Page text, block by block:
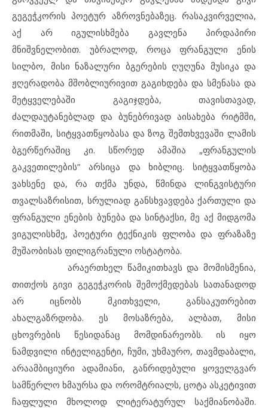
გეგეჭკორის პოეტურ აზროვნებაზეც. რასაკვირველია,
აქ არ იგულისხმება გავლენა პირდაპირი
მნიშვნელობით. უბრალოდ, როცა ფრანგული ენის
სილბო, მისი ნაზალური ბგერების ღუღუნა მუსიკა და
ჟღერადობა მშობლიურივით გაგიხდება და სმენასა და
მეტყველებაში გაგიჯდება, თავისთავად,
ძალდაუტანებლად და ბუნებრივად აისახება რიტმში,
რითმაში, სიტყვათწყობასა და ზოგ შემთხვევაში ლამის
ბგერწერაშიც კი. სწორედ ამაშია „ფრანგულის
გაკვეთილების” არსიცა და ხიბლიც. სიტყვათწყობა
ვახსენე და, რა თქმა უნდა, წმინდა ლინგვისტური
თვალსაზრისით, სრულიად განსხვავდება ქართული და
ფრანგული ენების ბუნება და სინტაქსი, მე აქ მიდგომა
ვიგულისხმე, პოეტური ტექნიკის ფლობა და ფრაზაზე
მუშაობისას ფილიგრანული ოსტატობა.
არაერთხელ წამიკითხავს და მომისმენია,
თითქოს გივი გეგეჭკორის შემოქმედებას სათანადოდ
არ იცნობს მკითხველი, განსაკუთრებით
ახალგაზრდობა. ეს მოსაზრება, ალბათ, მისი
ცხოვრების წესიდანაც მომდინარეობს. ის იყო
ნამდვილი ინტელიგენტი, ჩუმი, უხმაურო, თავმდაბალი,
არაამბიციური ადამიანი, განრიდებული ყოველგვარ
სამწერლო ხმაურსა და ორომტრიალს, ცოტა ასკეტივით
ჩაფლული მხოლოდ ლიტერატურულ საქმიანობაში.